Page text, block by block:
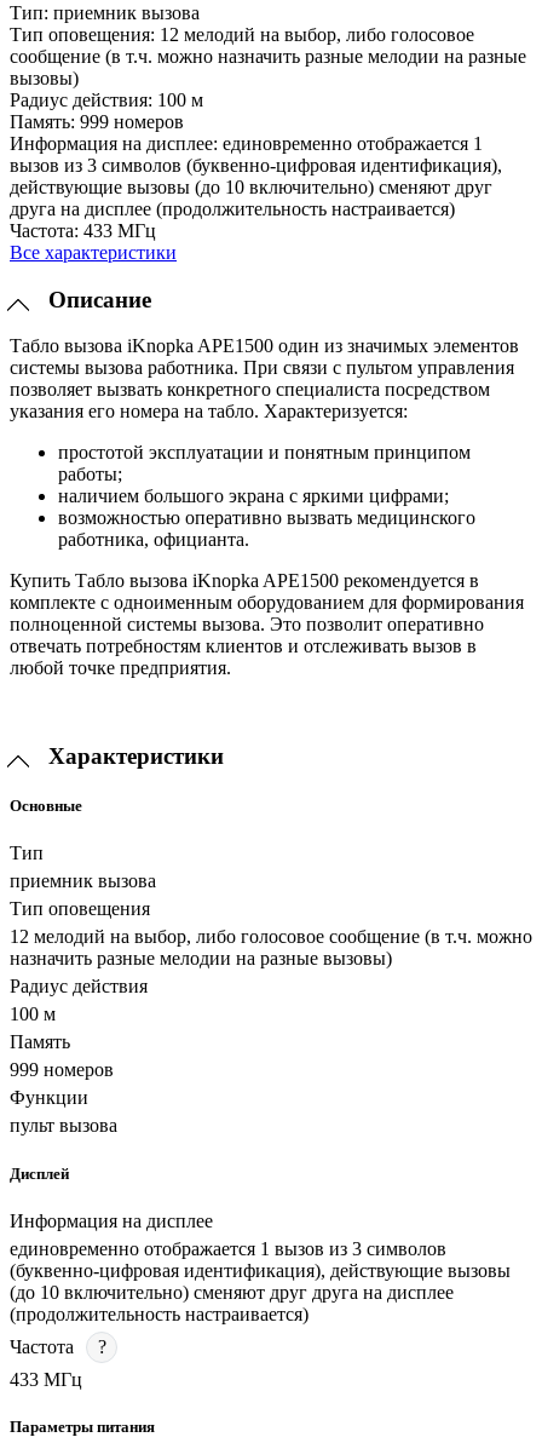
Тип: приемник вызова
Тип оповещения: 12 мелодий на выбор, либо голосовое
сообщение (в т.ч. можно назначить разные мелодии на разные
вызовы)
Радиус действия: 100 м
Память: 999 номеров
Информация на дисплее: единовременно отображается 1
вызов из 3 символов (буквенно-цифровая идентификация),
действующие вызовы (до 10 включительно) сменяют друг
друга на дисплее (продолжительность настраивается)
Частота: 433 МГц
Все характеристики
Описание
Табло вызова iKnopka APE1500 один из значимых элементов
системы вызова работника. При связи с пультом управления
позволяет вызвать конкретного специалиста посредством
указания его номера на табло. Характеризуется:
простотой эксплуатации и понятным принципом
работы;
наличием большого экрана с яркими цифрами;
возможностью оперативно вызвать медицинского
работника, официанта.
Купить Табло вызова iKnopka APE1500 рекомендуется в
комплекте с одноименным оборудованием для формирования
полноценной системы вызова. Это позволит оперативно
отвечать потребностям клиентов и отслеживать вызов в
любой точке предприятия.
Характеристики
Основные
Тип
приемник вызова
Тип оповещения
12 мелодий на выбор, либо голосовое сообщение (в т.ч. можно
назначить разные мелодии на разные вызовы)
Радиус действия
100 м
Память
999 номеров
Функции
пульт вызова
Дисплей
Информация на дисплее
единовременно отображается 1 вызов из 3 символов
(буквенно-цифровая идентификация), действующие вызовы
(до 10 включительно) сменяют друг друга на дисплее
(продолжительность настраивается)
Частота
?
433 МГц
Параметры питания